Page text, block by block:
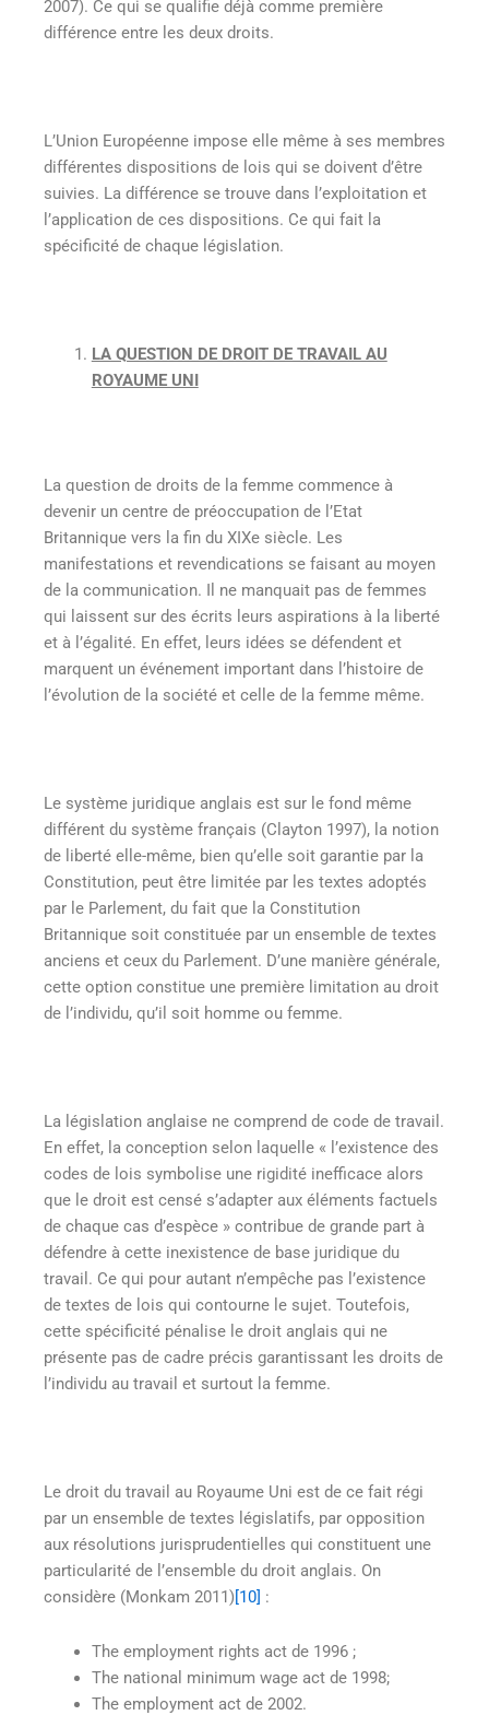
2007). Ce qui se qualifie déjà comme première
différence entre les deux droits.
L’Union Européenne impose elle même à ses membres
différentes dispositions de lois qui se doivent d’être
suivies. La différence se trouve dans l’exploitation et
l’application de ces dispositions. Ce qui fait la
spécificité de chaque législation.
LA QUESTION DE DROIT DE TRAVAIL AU
ROYAUME UNI
La question de droits de la femme commence à
devenir un centre de préoccupation de l’Etat
Britannique vers la fin du XIXe siècle. Les
manifestations et revendications se faisant au moyen
de la communication. Il ne manquait pas de femmes
qui laissent sur des écrits leurs aspirations à la liberté
et à l’égalité. En effet, leurs idées se défendent et
marquent un événement important dans l’histoire de
l’évolution de la société et celle de la femme même.
Le système juridique anglais est sur le fond même
différent du système français (Clayton 1997), la notion
de liberté elle-même, bien qu’elle soit garantie par la
Constitution, peut être limitée par les textes adoptés
par le Parlement, du fait que la Constitution
Britannique soit constituée par un ensemble de textes
anciens et ceux du Parlement. D’une manière générale,
cette option constitue une première limitation au droit
de l’individu, qu’il soit homme ou femme.
La législation anglaise ne comprend de code de travail.
En effet, la conception selon laquelle « l’existence des
codes de lois symbolise une rigidité inefficace alors
que le droit est censé s’adapter aux éléments factuels
de chaque cas d’espèce » contribue de grande part à
défendre à cette inexistence de base juridique du
travail. Ce qui pour autant n’empêche pas l’existence
de textes de lois qui contourne le sujet. Toutefois,
cette spécificité pénalise le droit anglais qui ne
présente pas de cadre précis garantissant les droits de
l’individu au travail et surtout la femme.
Le droit du travail au Royaume Uni est de ce fait régi
par un ensemble de textes législatifs, par opposition
aux résolutions jurisprudentielles qui constituent une
particularité de l’ensemble du droit anglais. On
considère (Monkam 2011)[10] :
The employment rights act de 1996 ;
The national minimum wage act de 1998;
The employment act de 2002.